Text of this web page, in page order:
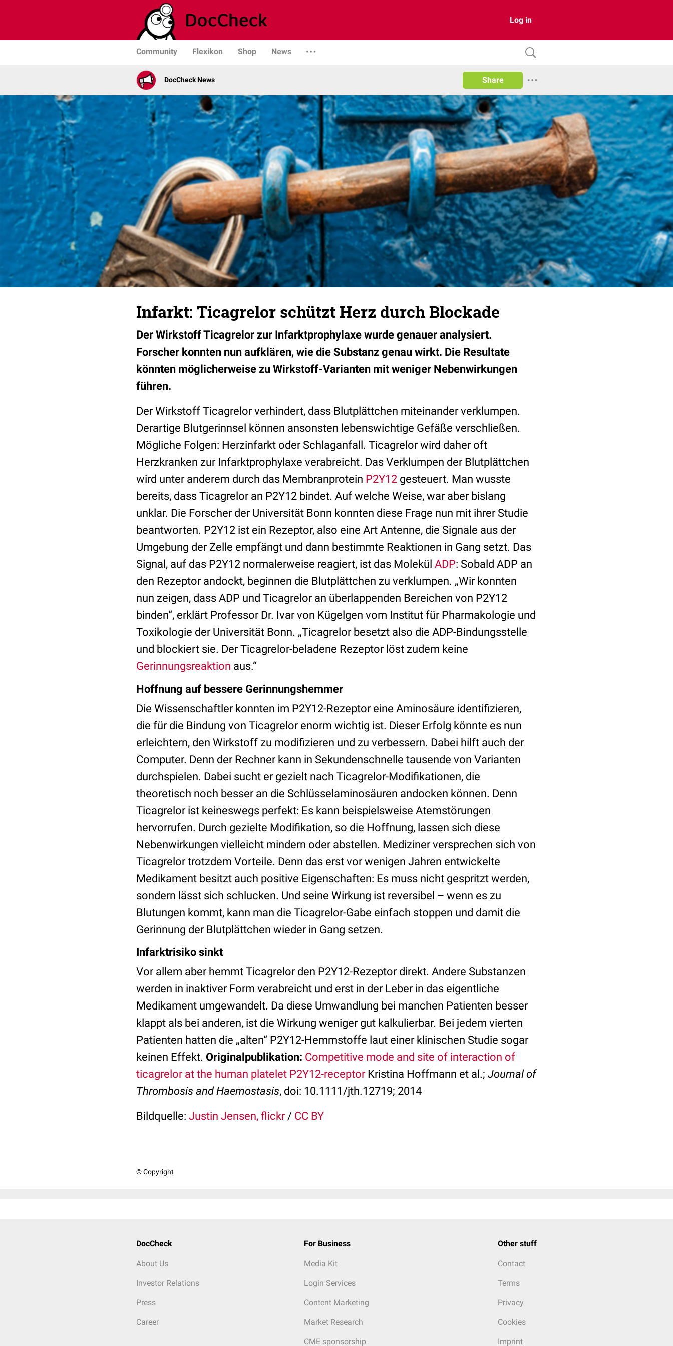
Log in
Community Flexikon Shop News
DocCheck News Share
Infarkt: Ticagrelor schützt Herz durch Blockade
Der Wirkstoff Ticagrelor zur Infarktprophylaxe wurde genauer analysiert.
Forscher konnten nun aufklären, wie die Substanz genau wirkt. Die Resultate
könnten möglicherweise zu Wirkstoff-Varianten mit weniger Nebenwirkungen
führen.
Der Wirkstoff Ticagrelor verhindert, dass Blutplättchen miteinander verklumpen.
Derartige Blutgerinnsel können ansonsten lebenswichtige Gefäße verschließen.
Mögliche Folgen: Herzinfarkt oder Schlaganfall. Ticagrelor wird daher oft
Herzkranken zur Infarktprophylaxe verabreicht. Das Verklumpen der Blutplättchen
wird unter anderem durch das Membranprotein P2Y12 gesteuert. Man wusste
bereits, dass Ticagrelor an P2Y12 bindet. Auf welche Weise, war aber bislang
unklar. Die Forscher der Universität Bonn konnten diese Frage nun mit ihrer Studie
beantworten. P2Y12 ist ein Rezeptor, also eine Art Antenne, die Signale aus der
Umgebung der Zelle empfängt und dann bestimmte Reaktionen in Gang setzt. Das
Signal, auf das P2Y12 normalerweise reagiert, ist das Molekül ADP: Sobald ADP an
den Rezeptor andockt, beginnen die Blutplättchen zu verklumpen. „Wir konnten
nun zeigen, dass ADP und Ticagrelor an überlappenden Bereichen von P2Y12
binden“, erklärt Professor Dr. Ivar von Kügelgen vom Institut für Pharmakologie und
Toxikologie der Universität Bonn. „Ticagrelor besetzt also die ADP-Bindungsstelle
und blockiert sie. Der Ticagrelor-beladene Rezeptor löst zudem keine
Gerinnungsreaktion aus.“
Hoffnung auf bessere Gerinnungshemmer
Die Wissenschaftler konnten im P2Y12-Rezeptor eine Aminosäure identifizieren,
die für die Bindung von Ticagrelor enorm wichtig ist. Dieser Erfolg könnte es nun
erleichtern, den Wirkstoff zu modifizieren und zu verbessern. Dabei hilft auch der
Computer. Denn der Rechner kann in Sekundenschnelle tausende von Varianten
durchspielen. Dabei sucht er gezielt nach Ticagrelor-Modifikationen, die
theoretisch noch besser an die Schlüsselaminosäuren andocken können. Denn
Ticagrelor ist keineswegs perfekt: Es kann beispielsweise Atemstörungen
hervorrufen. Durch gezielte Modifikation, so die Hoffnung, lassen sich diese
Nebenwirkungen vielleicht mindern oder abstellen. Mediziner versprechen sich von
Ticagrelor trotzdem Vorteile. Denn das erst vor wenigen Jahren entwickelte
Medikament besitzt auch positive Eigenschaften: Es muss nicht gespritzt werden,
sondern lässt sich schlucken. Und seine Wirkung ist reversibel – wenn es zu
Blutungen kommt, kann man die Ticagrelor-Gabe einfach stoppen und damit die
Gerinnung der Blutplättchen wieder in Gang setzen.
Infarktrisiko sinkt
Vor allem aber hemmt Ticagrelor den P2Y12-Rezeptor direkt. Andere Substanzen
werden in inaktiver Form verabreicht und erst in der Leber in das eigentliche
Medikament umgewandelt. Da diese Umwandlung bei manchen Patienten besser
klappt als bei anderen, ist die Wirkung weniger gut kalkulierbar. Bei jedem vierten
Patienten hatten die „alten“ P2Y12-Hemmstoffe laut einer klinischen Studie sogar
keinen Effekt. Originalpublikation: Competitive mode and site of interaction of
ticagrelor at the human platelet P2Y12-receptorKristina Hoffmann et al.; Journal of
Thrombosis and Haemostasis, doi: 10.1111/jth.12719; 2014
Bildquelle: Justin Jensen, flickr/ CC BY
© Copyright
DocCheck
About Us
Investor Relations
Press
Career
For Business
Media Kit
Login Services
Content Marketing
Market Research
CME sponsorship
Other stuff
Contact
Terms
Privacy
Cookies
Imprint